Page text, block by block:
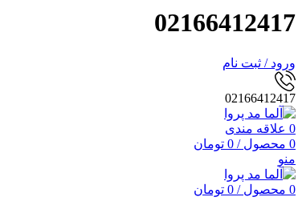
02166412417
ورود / ثبت نام
02166412417
0 علاقه مندی
0 محصول /
0 تومان
منو
0 محصول /
0 تومان